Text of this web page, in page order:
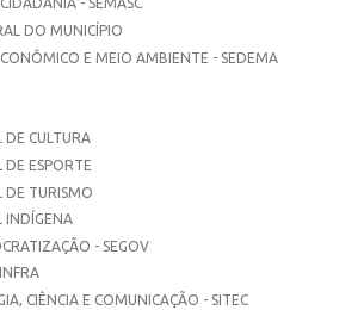
- SEMASC
DO MUNICÍPIO
E MEIO AMBIENTE - SEDEMA
DE CULTURA
DE ESPORTE
DE TURISMO
INDÍGENA
- SEGOV
CIÊNCIA E COMUNICAÇÃO - SITEC